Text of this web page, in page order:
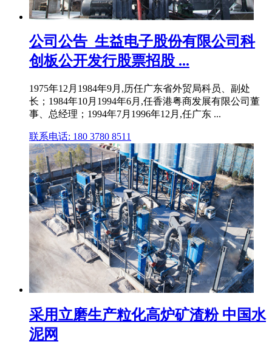
公司公告_生益电子股份有限公司科
创板公开发行股票招股 ...
1975年12月1984年9月,历任广东省外贸局科员、副处
长；1984年10月1994年6月,任香港粤商发展有限公司董
事、总经理；1994年7月1996年12月,任广东 ...
联系电话: 180 3780 8511
采用立磨生产粒化高炉矿渣粉 中国水
泥网